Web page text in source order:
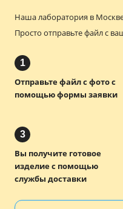
Наша лаборатория в
Просто отправьте файл с
1
Отправьте файл с фото с
помощью формы заявки
3
Вы получите готовое
изделие с помощью
службы доставки